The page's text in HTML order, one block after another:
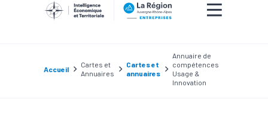
Accueil
Cartes et
Annuaires
Cartes et
annuaires
Annuaire de
compétences
Usage &
Innovation